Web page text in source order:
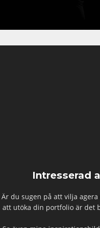
Intresserad
Är du sugen på att vilja
att utöka din portfolio är det